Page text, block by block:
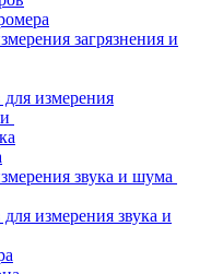
загрязнения и
измерения
звука и шума
измерения звука и